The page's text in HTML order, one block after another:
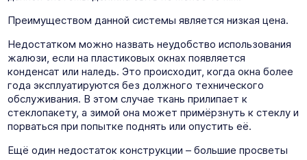
Преимуществом данной системы является низкая цена.
Недостатком можно назвать неудобство использования
жалюзи, если на пластиковых окнах появляется
конденсат или наледь. Это происходит, когда окна более
года эксплуатируются без должного технического
обслуживания. В этом случае ткань прилипает к
стеклопакету, а зимой она может примёрзнуть к стеклу и
порваться при попытке поднять или опустить её.
Ещё один недостаток конструкции – большие просветы